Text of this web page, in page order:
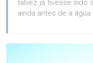
talvez já tivesse sido
ainda antes de a